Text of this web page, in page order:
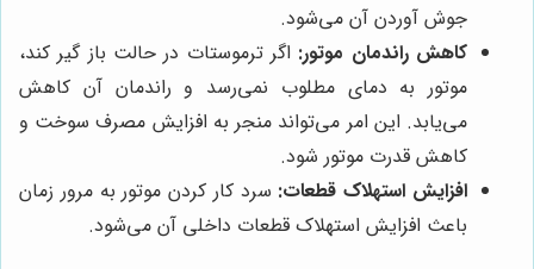
جوش آوردن آن می‌شود.
کاهش راندمان موتور: اگر ترموستات در حالت باز گیر کند،
موتور به دمای مطلوب نمی‌رسد و راندمان آن کاهش
می‌یابد. این امر می‌تواند منجر به افزایش مصرف سوخت و
کاهش قدرت موتور شود.
افزایش استهلاک قطعات: سرد کار کردن موتور به مرور زمان
باعث افزایش استهلاک قطعات داخلی آن می‌شود.